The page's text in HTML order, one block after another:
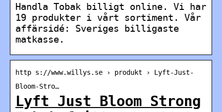
Handla Tobak billigt online. Vi har
19 produkter i vårt sortiment. Vår
affärsidé: Sveriges billigaste
matkasse.
http s://www.willys.se › produkt › Lyft-Just-
Bloom-Stro…
Lyft Just Bloom Strong